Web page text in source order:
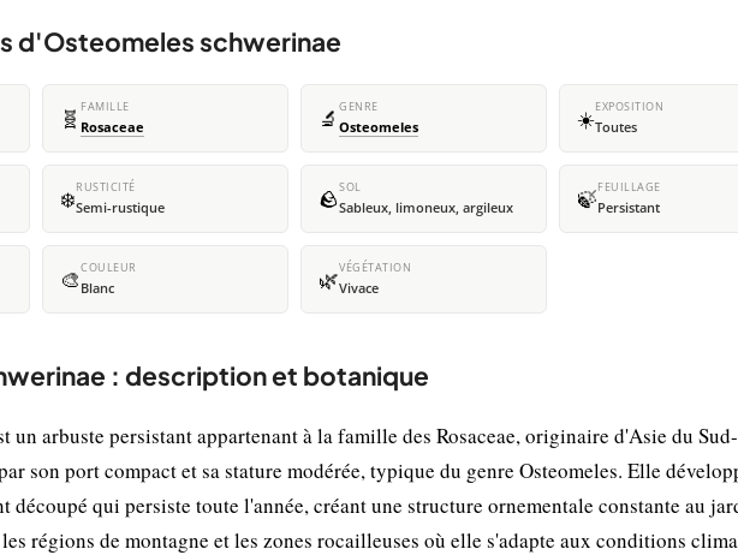
d'Osteomeles schwerinae
🧬 FAMILLE
Rosaceae 🔬 GENRE
Osteomeles ☀️EXPOSITION
Toutes
❄️RUSTICITÉ
Semi-rustique 🪨SOL
Sableux, limoneux, argileux 🍃FEUILLAGE
Persistant
🎨COULEUR
Blanc 🌿VÉGÉTATION
Vivace
: description et botanique
un arbuste persistant appartenant à la famille des Rosaceae, originaire d'Asie du
son port compact et sa stature modérée, typique du genre Osteomeles. Elle
découpé qui persiste toute l'année, créant une structure ornementale constante au
régions de montagne et les zones rocailleuses où elle s'adapte aux conditions